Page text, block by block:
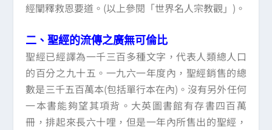
經闡釋救恩要道。(以上參閱「世界名人宗教觀」)。
二、聖經的流傳之廣無可倫比
聖經已經譯為一千三百多種文字，代表人類總人口
的百分之九十五。一九六一年度內，聖經銷售的總
數是三千五百萬本(包括單行本在內)。沒有另外任何
一本書能夠望其項背。大英圖書館有存書四百萬
冊，排起來長六十哩，但是一年內所售出的聖經，